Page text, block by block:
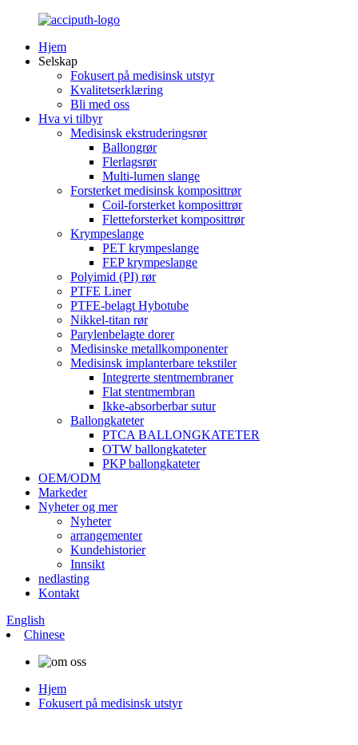
Hjem
Selskap
Fokusert på medisinsk utstyr
Kvalitetserklæring
Bli med oss
Hva vi tilbyr
Medisinsk ekstruderingsrør
Ballongrør
Flerlagsrør
Multi-lumen slange
Forsterket medisinsk komposittrør
Coil-forsterket komposittrør
Fletteforsterket komposittrør
Krympeslange
PET krympeslange
FEP krympeslange
Polyimid (PI) rør
PTFE Liner
PTFE-belagt Hybotube
Nikkel-titan rør
Parylenbelagte dorer
Medisinske metallkomponenter
Medisinsk implanterbare tekstiler
Integrerte stentmembraner
Flat stentmembran
Ikke-absorberbar sutur
Ballongkateter
PTCA BALLONGKATETER
OTW ballongkateter
PKP ballongkateter
OEM/ODM
Markeder
Nyheter og mer
Nyheter
arrangementer
Kundehistorier
Innsikt
nedlasting
Kontakt
English
Chinese
Hjem
Fokusert på medisinsk utstyr